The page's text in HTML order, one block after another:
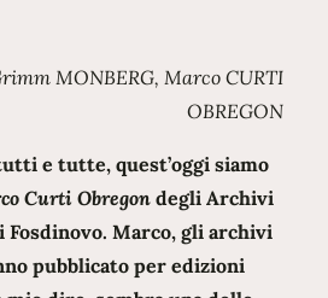
MONBERG, Marco CURTI
OBREGON
e tutte, quest’oggi siamo
Curti Obregon degli Archivi
Fosdinovo. Marco, gli archivi
pubblicato per edizioni